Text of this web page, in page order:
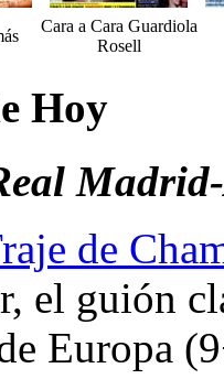
Cara a Cara Guardiola
Rosell
Hoy
de
el guión
Europa